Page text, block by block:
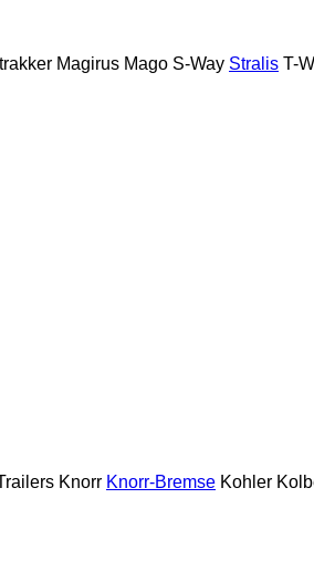
Magirus Mago S-Way Stralis T-
Knorr Knorr-Bremse Kohler